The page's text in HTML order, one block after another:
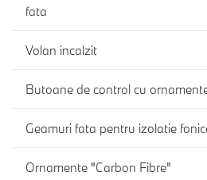
fata
Volan incalzit
Butoane de control cu
Geamuri fata pentru izolatie
Ornamente "Carbon Fibre"